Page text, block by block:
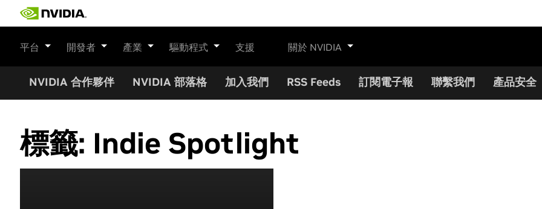
平台 開發者 產業 驅動程式 支援 關於 NVIDIA
NVIDIA 合作夥伴 NVIDIA 部落格 加入我們 RSS Feeds 訂閱電子報 聯繫我們 產品安全
標籤: Indie Spotlight